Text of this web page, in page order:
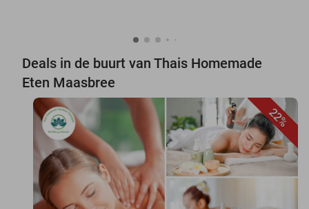
Deals in de buurt van Thais Homemade
Eten Maasbree
22%